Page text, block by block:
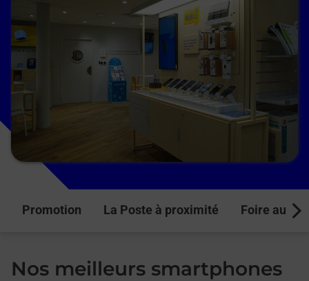
Promotion La Poste à proximité Foire aux
Nos meilleurs smartphones